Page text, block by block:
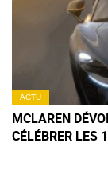
ACTU
MCLAREN
CÉLÉBRER LES